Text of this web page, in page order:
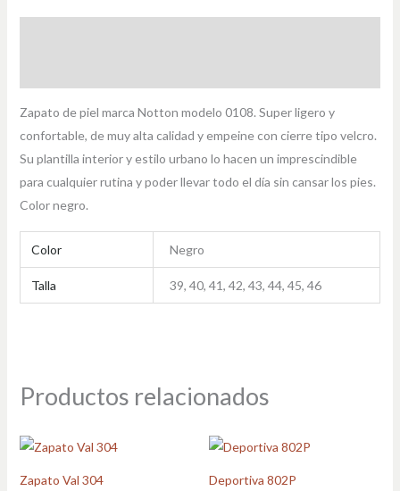
Zapato de piel marca Notton modelo 0108. Super ligero y
confortable, de muy alta calidad y empeine con cierre tipo velcro.
Su plantilla interior y estilo urbano lo hacen un imprescindible
para cualquier rutina y poder llevar todo el día sin cansar los pies.
Color negro.
Color Negro
Talla 39, 40, 41, 42, 43, 44, 45, 46
Productos relacionados
Zapato Val 304 Deportiva 802P